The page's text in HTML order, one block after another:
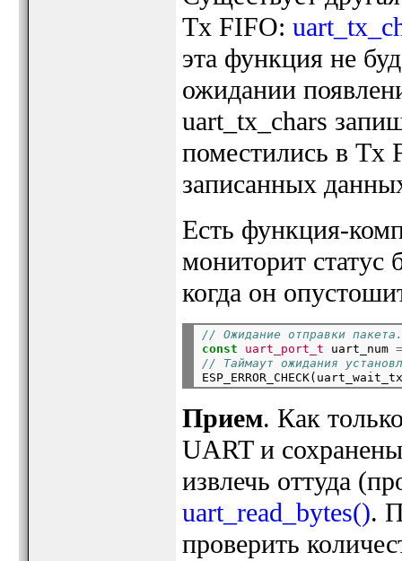
Tx FIFO:
эта функция не
ожидании
uart_tx_chars
поместились в Tx
записанных
Есть функция-
мониторит статус
когда он
// Ожидание отправки пакета.
const
uart_port_t uart_num =
// Таймаут ожидания
Прием. Как
UART и
извлечь оттуда
uart_read_bytes().
проверить